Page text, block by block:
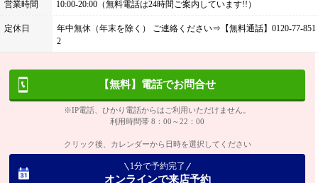
営業時間 10:00-20:00（無料電話は24時間ご案内しています!!）
定休日
年中無休（年末を除く） ご連絡ください⇒【無料通話】0120-77-851
2
【無料】電話でお問合せ
※IP電話、ひかり電話からはご利用いただけません。
利用時間帯 8：00～22：00
クリック後、カレンダーから日時を選択してください
1分で予約完了
オンラインで来店予約